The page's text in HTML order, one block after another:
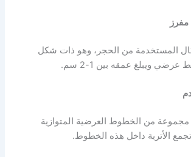
المستخدمة من الحجر، وهو ذات شكل
ويبلغ عمقه بين 1-2 سم.
من الخطوط العرضية المتوازية
تجمع الأتربة داخل هذه الخطوط.